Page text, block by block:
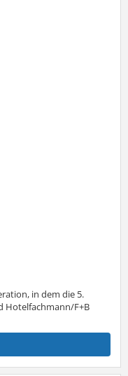
in dem die 5.
Hotelfachmann/F+B